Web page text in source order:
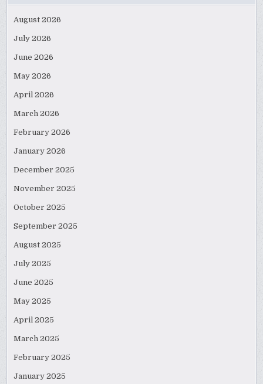
August 2026
July 2026
June 2026
May 2026
April 2026
March 2026
February 2026
January 2026
December 2025
November 2025
October 2025
September 2025
August 2025
July 2025
June 2025
May 2025
April 2025
March 2025
February 2025
January 2025